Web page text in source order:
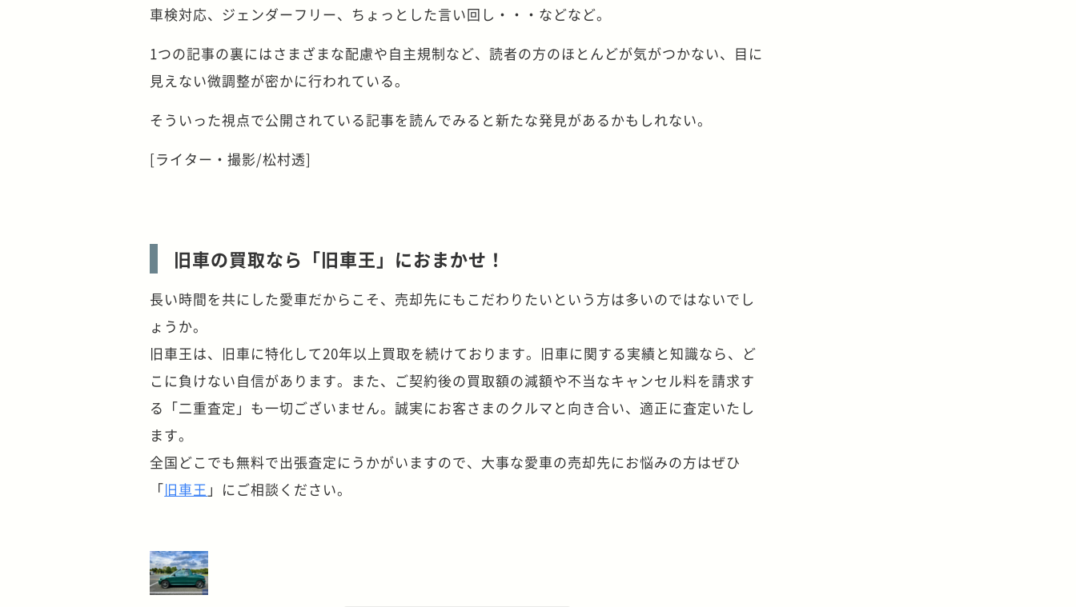
車検対応、ジェンダーフリー、ちょっとした言い回し・・・などなど。
1つの記事の裏にはさまざまな配慮や自主規制など、読者の方のほとんどが気がつかない、目に
見えない微調整が密かに行われている。
そういった視点で公開されている記事を読んでみると新たな発見があるかもしれない。
[ライター・撮影/松村透]
旧車の買取なら「旧車王」におまかせ！
長い時間を共にした愛車だからこそ、売却先にもこだわりたいという方は多いのではないでし
ょうか。
旧車王は、旧車に特化して20年以上買取を続けております。旧車に関する実績と知識なら、ど
こに負けない自信があります。また、ご契約後の買取額の減額や不当なキャンセル料を請求す
る「二重査定」も一切ございません。誠実にお客さまのクルマと向き合い、適正に査定いたし
ます。
全国どこでも無料で出張査定にうかがいますので、大事な愛車の売却先にお悩みの方はぜひ
「旧車王 」にご相談ください。